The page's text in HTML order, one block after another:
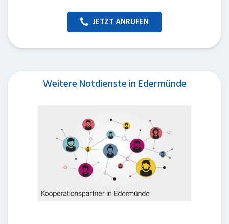
JETZT ANRUFEN
Weitere Notdienste in Edermünde